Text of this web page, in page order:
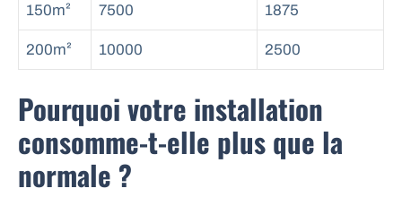
150m² 7500 1875
200m² 10000 2500
Pourquoi votre installation
consomme-t-elle plus que la
normale ?